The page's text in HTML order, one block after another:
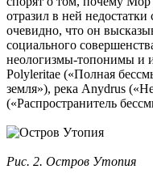
отразил в ней
очевидно, что он
социального
неологизмы-топонимы и
Polyleritae («Полная
земля»), река Anydrus
(«Распространитель
Рис. 2. Остров Утопия